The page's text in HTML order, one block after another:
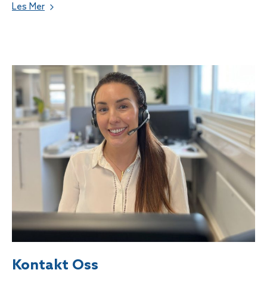
Les Mer
Kontakt Oss